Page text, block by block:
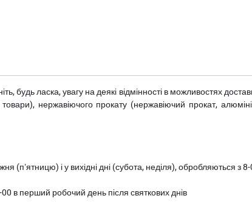
будь ласка, увагу на деякі відмінності в можливостях
товари), нержавіючого прокату (нержавіючий прокат,
(пʼятницю) і у вихідні дні (субота, неділя), обробляються з
00 в перший робочий день після святкових днів